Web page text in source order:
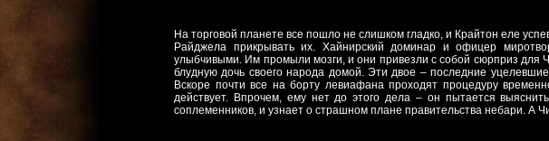
На торговой планете все пошло не слишком гладко, и Крайтон еле
Райджела прикрывать их. Хайнирский доминар и офицер
улыбчивыми. Им промыли мозги, и они привезли с собой сюрприз для
блудную дочь своего народа домой. Эти двое – последние
Вскоре почти все на борту левиафана проходят процедуру
действует. Впрочем, ему нет до этого дела – он пытается
соплеменников, и узнает о страшном плане правительства небари. А